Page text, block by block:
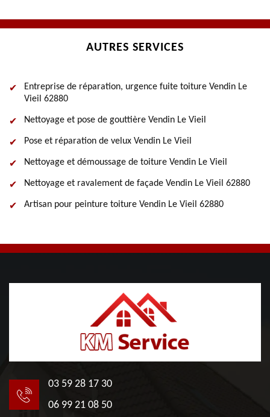
AUTRES SERVICES
Entreprise de réparation, urgence fuite toiture Vendin Le
Vieil 62880
Nettoyage et pose de gouttière Vendin Le Vieil
Pose et réparation de velux Vendin Le Vieil
Nettoyage et démoussage de toiture Vendin Le Vieil
Nettoyage et ravalement de façade Vendin Le Vieil 62880
Artisan pour peinture toiture Vendin Le Vieil 62880
03 59 28 17 30
06 99 21 08 50